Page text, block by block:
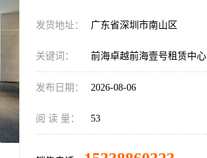
发货地址： 广东省深圳市南山区
关键词： 前海卓越前海壹号租赁中心
发布日期： 2026-08-06
阅 读 量： 53